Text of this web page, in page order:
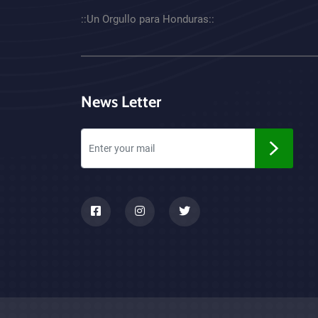
::Un Orgullo para Honduras::
News Letter